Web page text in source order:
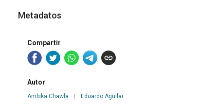
Metadatos
Compartir
Autor
Ambika Chawla | Eduardo Aguilar